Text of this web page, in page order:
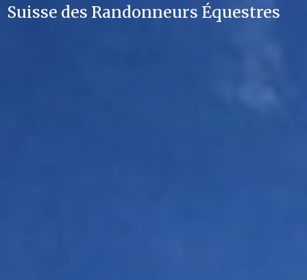
Suisse des Randonneurs Équestres